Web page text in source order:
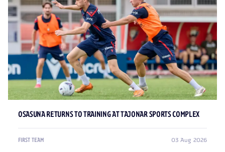
OSASUNA RETURNS TO TRAINING AT TAJONAR SPORTS COMPLEX
FIRST TEAM 03 Aug 2026